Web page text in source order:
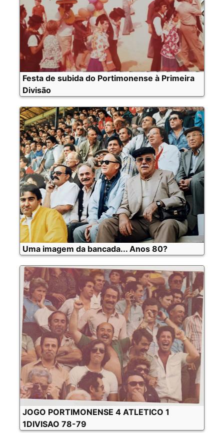
Festa de subida do Portimonense à Primeira
Divisão
Uma imagem da bancada... Anos 80?
JOGO PORTIMONENSE 4 ATLETICO 1
1DIVISAO 78-79